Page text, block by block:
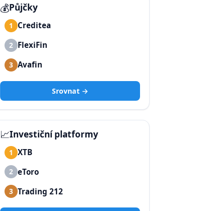
💰Půjčky
1 Creditea
2 FlexiFin
3 Avafin
Srovnat →
📈Investiční platformy
1 XTB
2 eToro
3 Trading 212